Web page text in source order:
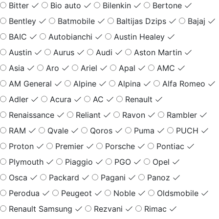
Bitter
Bio auto Bilenkin
Bertone
Bentley
Batmobile Baltijas Dzips
Bajaj
BAIC
Autobianchi
Austin Healey
Austin
Aurus Audi
Aston Martin
Asia
Aro Ariel Apal
AMC
AM General
Alpine Alpina
Alfa Romeo
Adler
Acura AC
Renault
Renaissance
Reliant Ravon
Rambler
RAM
Qvale Qoros Puma
PUCH
Proton
Premier Porsche
Pontiac
Plymouth
Piaggio PGO
Opel
Osca
Packard Pagani
Panoz
Perodua
Peugeot Noble
Oldsmobile
Renault Samsung
Rezvani
Rimac